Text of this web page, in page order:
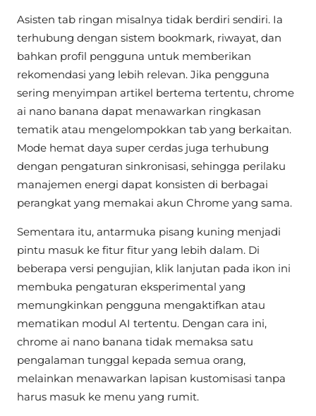
Asisten tab ringan misalnya tidak berdiri sendiri. Ia
terhubung dengan sistem bookmark, riwayat, dan
bahkan profil pengguna untuk memberikan
rekomendasi yang lebih relevan. Jika pengguna
sering menyimpan artikel bertema tertentu, chrome
ai nano banana dapat menawarkan ringkasan
tematik atau mengelompokkan tab yang berkaitan.
Mode hemat daya super cerdas juga terhubung
dengan pengaturan sinkronisasi, sehingga perilaku
manajemen energi dapat konsisten di berbagai
perangkat yang memakai akun Chrome yang sama.
Sementara itu, antarmuka pisang kuning menjadi
pintu masuk ke fitur fitur yang lebih dalam. Di
beberapa versi pengujian, klik lanjutan pada ikon ini
membuka pengaturan eksperimental yang
memungkinkan pengguna mengaktifkan atau
mematikan modul AI tertentu. Dengan cara ini,
chrome ai nano banana tidak memaksa satu
pengalaman tunggal kepada semua orang,
melainkan menawarkan lapisan kustomisasi tanpa
harus masuk ke menu yang rumit.